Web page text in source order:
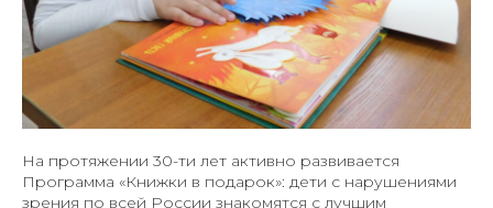
На протяжении 30-ти лет активно развивается
Программа «Книжки в подарок»: дети с нарушениями
зрения по всей России знакомятся с лучшим